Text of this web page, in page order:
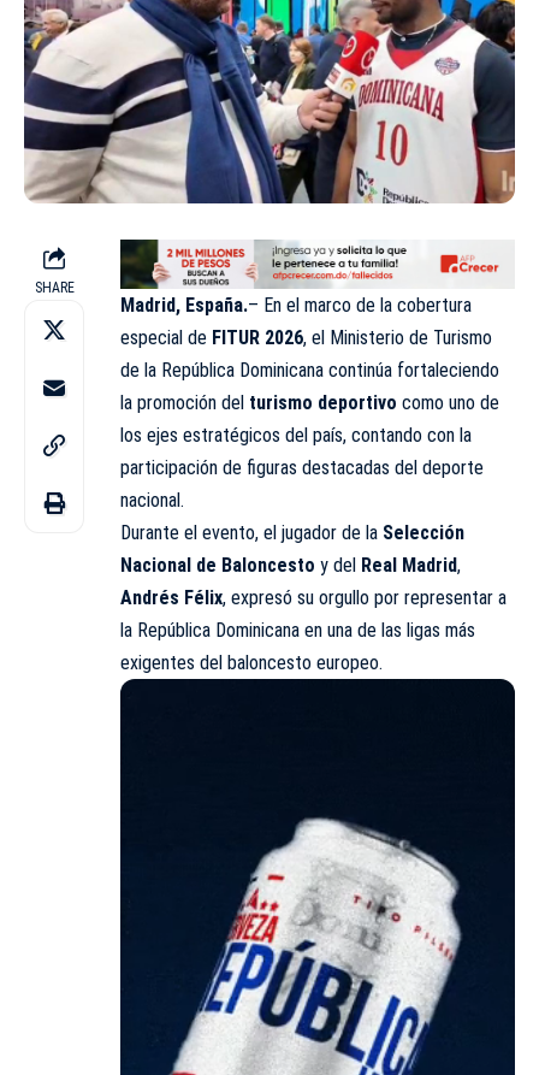
SHARE
Madrid, España.– En el marco de la cobertura
especial de FITUR 2026, el Ministerio de Turismo
de la República Dominicana continúa fortaleciendo
la promoción del turismo deportivo como uno de
los ejes estratégicos del país, contando con la
participación de figuras destacadas del deporte
nacional.
Durante el evento, el jugador de la Selección
Nacional de Baloncesto y del Real Madrid,
Andrés Félix, expresó su orgullo por representar a
la República Dominicana en una de las ligas más
exigentes del baloncesto europeo.